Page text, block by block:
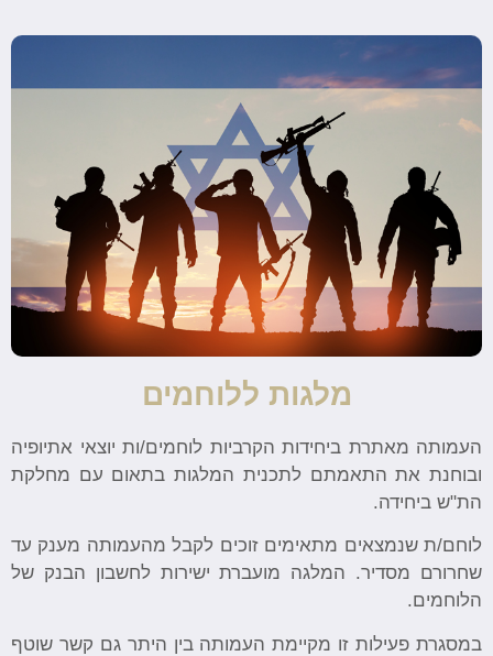
מלגות ללוחמים
העמותה מאתרת ביחידות הקרביות לוחמים/ות יוצאי אתיופיה
ובוחנת את התאמתם לתכנית המלגות בתאום עם מחלקת
הת"ש ביחידה.
לוחם/ת שנמצאים מתאימים זוכים לקבל מהעמותה מענק עד
שחרורם מסדיר. המלגה מועברת ישירות לחשבון הבנק של
הלוחמים.
במסגרת פעילות זו מקיימת העמותה בין היתר גם קשר שוטף